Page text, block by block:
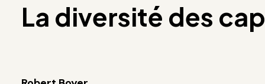
La diversité des